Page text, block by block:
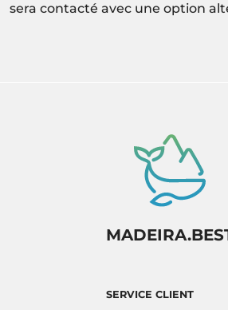
sera contacté avec une option
SERVICE CLIENT